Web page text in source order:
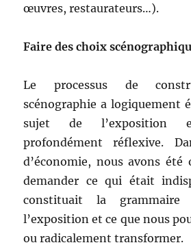
œuvres, restaurateurs…).
Faire des choix
Le processus de
scénographie a logiquement
sujet de l’exposition
profondément réflexive.
d’économie, nous avons été
demander ce qui était
constituait la grammaire
l’exposition et ce que nous
ou radicalement transformer.